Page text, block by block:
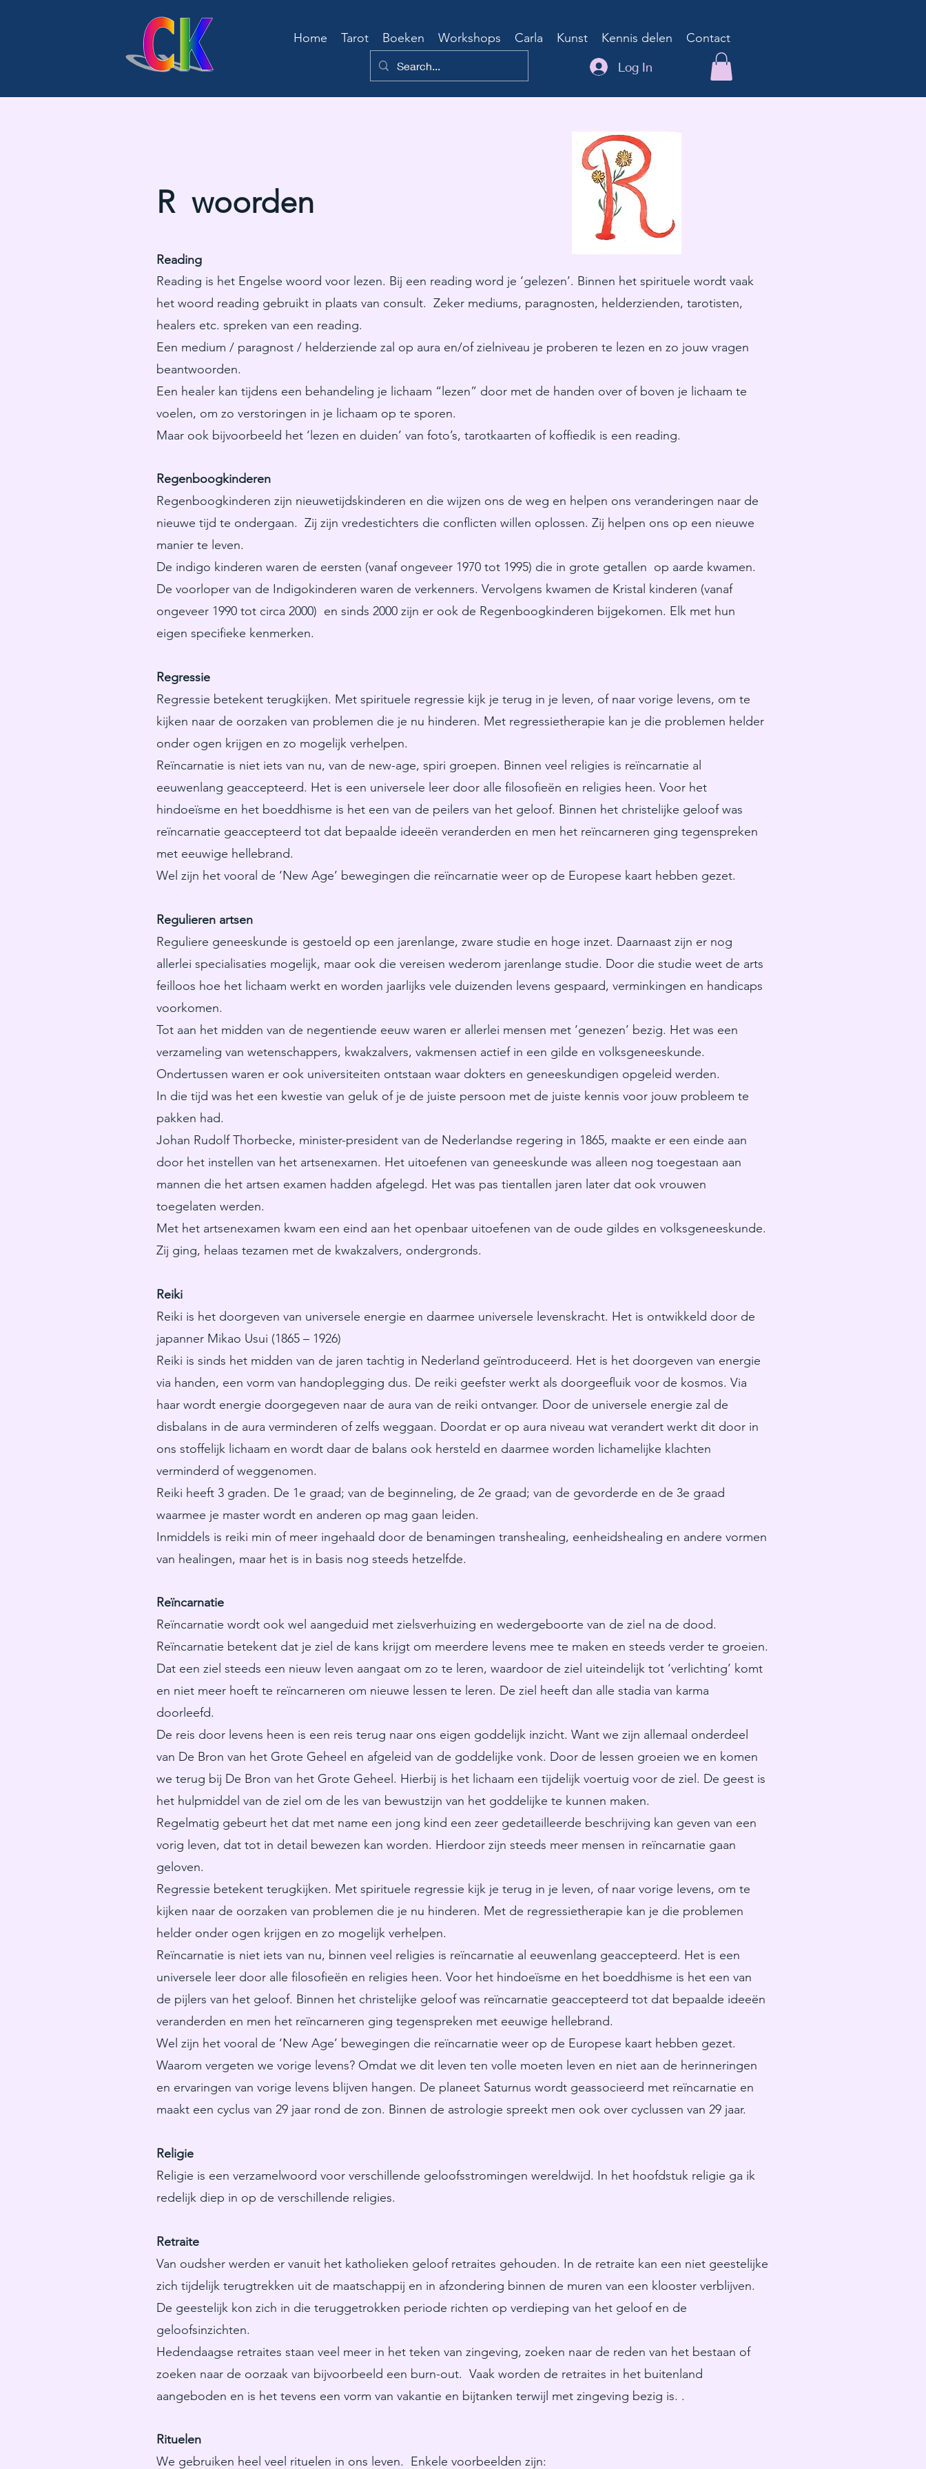
Home Tarot Boeken Workshops Carla Kunst Kennis delen
Contact
Log In
R woorden
Reading
Reading is het Engelse woord voor lezen. Bij een reading word je ‘gelezen’. Binnen het spirituele wordt vaak
het woord reading gebruikt in plaats van consult. Zeker mediums, paragnosten, helderzienden, tarotisten,
healers etc. spreken van een reading.
Een medium / paragnost / helderziende zal op aura en/of zielniveau je proberen te lezen en zo jouw vragen
beantwoorden.
Een healer kan tijdens een behandeling je lichaam “lezen” door met de handen over of boven je lichaam te
voelen, om zo verstoringen in je lichaam op te sporen.
Maar ook bijvoorbeeld het ‘lezen en duiden’ van foto’s, tarotkaarten of koffiedik is een reading.
Regenboogkinderen
Regenboogkinderen zijn nieuwetijdskinderen en die wijzen ons de weg en helpen ons veranderingen naar de
nieuwe tijd te ondergaan. Zij zijn vredestichters die conflicten willen oplossen. Zij helpen ons op een nieuwe
manier te leven.
De indigo kinderen waren de eersten (vanaf ongeveer 1970 tot 1995) die in grote getallen op aarde kwamen.
De voorloper van de Indigokinderen waren de verkenners. Vervolgens kwamen de Kristal kinderen (vanaf
ongeveer 1990 tot circa 2000) en sinds 2000 zijn er ook de Regenboogkinderen bijgekomen. Elk met hun
eigen specifieke kenmerken.
Regressie
Regressie betekent terugkijken. Met spirituele regressie kijk je terug in je leven, of naar vorige levens, om te
kijken naar de oorzaken van problemen die je nu hinderen. Met regressietherapie kan je die problemen helder
onder ogen krijgen en zo mogelijk verhelpen.
Reïncarnatie is niet iets van nu, van de new-age, spiri groepen. Binnen veel religies is reïncarnatie al
eeuwenlang geaccepteerd. Het is een universele leer door alle filosofieën en religies heen. Voor het
hindoeïsme en het boeddhisme is het een van de peilers van het geloof. Binnen het christelijke geloof was
reïncarnatie geaccepteerd tot dat bepaalde ideeën veranderden en men het reïncarneren ging tegenspreken
met eeuwige hellebrand.
Wel zijn het vooral de ‘New Age’ bewegingen die reïncarnatie weer op de Europese kaart hebben gezet.
Regulieren artsen
Reguliere geneeskunde is gestoeld op een jarenlange, zware studie en hoge inzet. Daarnaast zijn er nog
allerlei specialisaties mogelijk, maar ook die vereisen wederom jarenlange studie. Door die studie weet de arts
feilloos hoe het lichaam werkt en worden jaarlijks vele duizenden levens gespaard, verminkingen en handicaps
voorkomen.
Tot aan het midden van de negentiende eeuw waren er allerlei mensen met ‘genezen’ bezig. Het was een
verzameling van wetenschappers, kwakzalvers, vakmensen actief in een gilde en volksgeneeskunde.
Ondertussen waren er ook universiteiten ontstaan waar dokters en geneeskundigen opgeleid werden.
In die tijd was het een kwestie van geluk of je de juiste persoon met de juiste kennis voor jouw probleem te
pakken had.
Johan Rudolf Thorbecke, minister-president van de Nederlandse regering in 1865, maakte er een einde aan
door het instellen van het artsenexamen. Het uitoefenen van geneeskunde was alleen nog toegestaan aan
mannen die het artsen examen hadden afgelegd. Het was pas tientallen jaren later dat ook vrouwen
toegelaten werden.
Met het artsenexamen kwam een eind aan het openbaar uitoefenen van de oude gildes en volksgeneeskunde.
Zij ging, helaas tezamen met de kwakzalvers, ondergronds.
Reiki
Reiki is het doorgeven van universele energie en daarmee universele levenskracht. Het is ontwikkeld door de
japanner Mikao Usui (1865 – 1926)
Reiki is sinds het midden van de jaren tachtig in Nederland geïntroduceerd. Het is het doorgeven van energie
via handen, een vorm van handoplegging dus. De reiki geefster werkt als doorgeefluik voor de kosmos. Via
haar wordt energie doorgegeven naar de aura van de reiki ontvanger. Door de universele energie zal de
disbalans in de aura verminderen of zelfs weggaan. Doordat er op aura niveau wat verandert werkt dit door in
ons stoffelijk lichaam en wordt daar de balans ook hersteld en daarmee worden lichamelijke klachten
verminderd of weggenomen.
Reiki heeft 3 graden. De 1e graad; van de beginneling, de 2e graad; van de gevorderde en de 3e graad
waarmee je master wordt en anderen op mag gaan leiden.
Inmiddels is reiki min of meer ingehaald door de benamingen transhealing, eenheidshealing en andere vormen
van healingen, maar het is in basis nog steeds hetzelfde.
Reïncarnatie
Reïncarnatie wordt ook wel aangeduid met zielsverhuizing en wedergeboorte van de ziel na de dood.
Reïncarnatie betekent dat je ziel de kans krijgt om meerdere levens mee te maken en steeds verder te groeien.
Dat een ziel steeds een nieuw leven aangaat om zo te leren, waardoor de ziel uiteindelijk tot ‘verlichting’ komt
en niet meer hoeft te reïncarneren om nieuwe lessen te leren. De ziel heeft dan alle stadia van karma
doorleefd.
De reis door levens heen is een reis terug naar ons eigen goddelijk inzicht. Want we zijn allemaal onderdeel
van De Bron van het Grote Geheel en afgeleid van de goddelijke vonk. Door de lessen groeien we en komen
we terug bij De Bron van het Grote Geheel. Hierbij is het lichaam een tijdelijk voertuig voor de ziel. De geest is
het hulpmiddel van de ziel om de les van bewustzijn van het goddelijke te kunnen maken.
Regelmatig gebeurt het dat met name een jong kind een zeer gedetailleerde beschrijving kan geven van een
vorig leven, dat tot in detail bewezen kan worden. Hierdoor zijn steeds meer mensen in reïncarnatie gaan
geloven.
Regressie betekent terugkijken. Met spirituele regressie kijk je terug in je leven, of naar vorige levens, om te
kijken naar de oorzaken van problemen die je nu hinderen. Met de regressietherapie kan je die problemen
helder onder ogen krijgen en zo mogelijk verhelpen.
Reïncarnatie is niet iets van nu, binnen veel religies is reïncarnatie al eeuwenlang geaccepteerd. Het is een
universele leer door alle filosofieën en religies heen. Voor het hindoeïsme en het boeddhisme is het een van
de pijlers van het geloof. Binnen het christelijke geloof was reïncarnatie geaccepteerd tot dat bepaalde ideeën
veranderden en men het reïncarneren ging tegenspreken met eeuwige hellebrand.
Wel zijn het vooral de ‘New Age’ bewegingen die reïncarnatie weer op de Europese kaart hebben gezet.
Waarom vergeten we vorige levens? Omdat we dit leven ten volle moeten leven en niet aan de herinneringen
en ervaringen van vorige levens blijven hangen. De planeet Saturnus wordt geassocieerd met reïncarnatie en
maakt een cyclus van 29 jaar rond de zon. Binnen de astrologie spreekt men ook over cyclussen van 29 jaar.
Religie
Religie is een verzamelwoord voor verschillende geloofsstromingen wereldwijd. In het hoofdstuk religie ga ik
redelijk diep in op de verschillende religies.
Retraite
Van oudsher werden er vanuit het katholieken geloof retraites gehouden. In de retraite kan een niet geestelijke
zich tijdelijk terugtrekken uit de maatschappij en in afzondering binnen de muren van een klooster verblijven.
De geestelijk kon zich in die teruggetrokken periode richten op verdieping van het geloof en de
geloofsinzichten.
Hedendaagse retraites staan veel meer in het teken van zingeving, zoeken naar de reden van het bestaan of
zoeken naar de oorzaak van bijvoorbeeld een burn-out. Vaak worden de retraites in het buitenland
aangeboden en is het tevens een vorm van vakantie en bijtanken terwijl met zingeving bezig is. .
Rituelen
We gebruiken heel veel rituelen in ons leven. Enkele voorbeelden zijn: